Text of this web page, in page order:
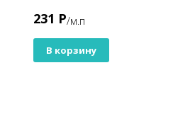
231 Р/м.п
В корзину